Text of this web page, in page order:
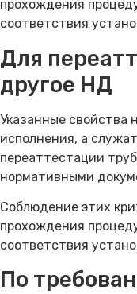
прохождения
соответствия
Для
другое НД
Указанные свойства
исполнения, а
переаттестации
нормативными
Соблюдение этих
прохождения
соответствия
По